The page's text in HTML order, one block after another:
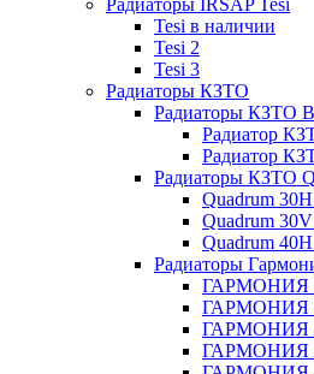
Радиаторы IRSAP Tesi
Tesi в наличии
Tesi 2
Tesi 3
Радиаторы КЗТО
Радиаторы КЗТО
Радиатор
Радиатор
Радиаторы КЗТО
Quadrum
Quadrum
Quadrum
Радиаторы
ГАРМОНИЯ
ГАРМОНИЯ
ГАРМОНИЯ
ГАРМОНИЯ